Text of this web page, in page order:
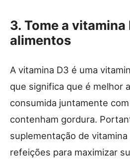
3. Tome a vitamina
alimentos
A vitamina D3 é uma
que significa que é melhor
consumida juntamente
contenham gordura.
suplementação de
refeições para maximizar